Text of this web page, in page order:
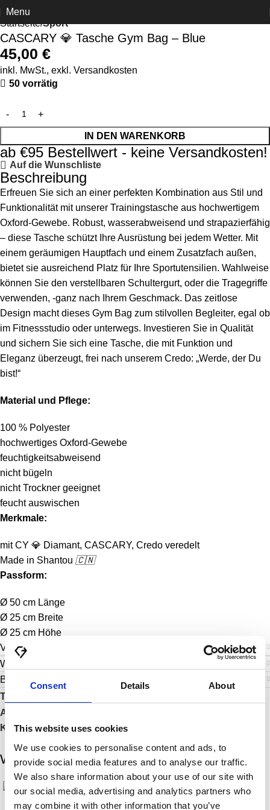
Consent Details About
This website uses cookies
We use cookies to personalise content and ads, to
provide social media features and to analyse our traffic.
We also share information about your use of our site with
our social media, advertising and analytics partners who
may combine it with other information that you’ve
Menu
Startseite Sport
CASCARY 💎 Tasche Gym Bag – Blue
45,00 €
inkl. MwSt., exkl. Versandkosten
50 vorrätig
IN DEN WARENKORB
ab €95 Bestellwert - keine Versandkosten!
Auf die Wunschliste
Beschreibung
Erfreuen Sie sich an einer perfekten Kombination aus Stil und
Funktionalität mit unserer Trainingstasche aus hochwertigem
Oxford-Gewebe. Robust, wasserabweisend und strapazierfähig
– diese Tasche schützt Ihre Ausrüstung bei jedem Wetter. Mit
einem geräumigen Hauptfach und einem Zusatzfach außen,
bietet sie ausreichend Platz für Ihre Sportutensilien. Wahlweise
können Sie den verstellbaren Schultergurt, oder die Tragegriffe
verwenden, -ganz nach Ihrem Geschmack. Das zeitlose
Design macht dieses Gym Bag zum stilvollen Begleiter, egal ob
im Fitnessstudio oder unterwegs. Investieren Sie in Qualität
und sichern Sie sich eine Tasche, die mit Funktion und
Eleganz überzeugt, frei nach unserem Credo: „Werde, der Du
bist!“
Material und Pflege:
100 % Polyester
hochwertiges Oxford-Gewebe
feuchtigkeitsabweisend
nicht bügeln
nicht Trockner geeignet
feucht auswischen
Merkmale:
mit CY 💎 Diamant, CASCARY, Credo veredelt
Made in Shantou 🇨🇳
Passform:
Ø 50 cm Länge
Ø 25 cm Breite
Ø 25 cm Höhe
Versand & Lieferung
Weitere Informationen
Bewertungen (0)
Teilen:
Artikelnummer:
Kategorien:Accessoires, Reise
Weitere Highlights